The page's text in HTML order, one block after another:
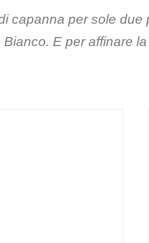
capanna per sole
E per affinare